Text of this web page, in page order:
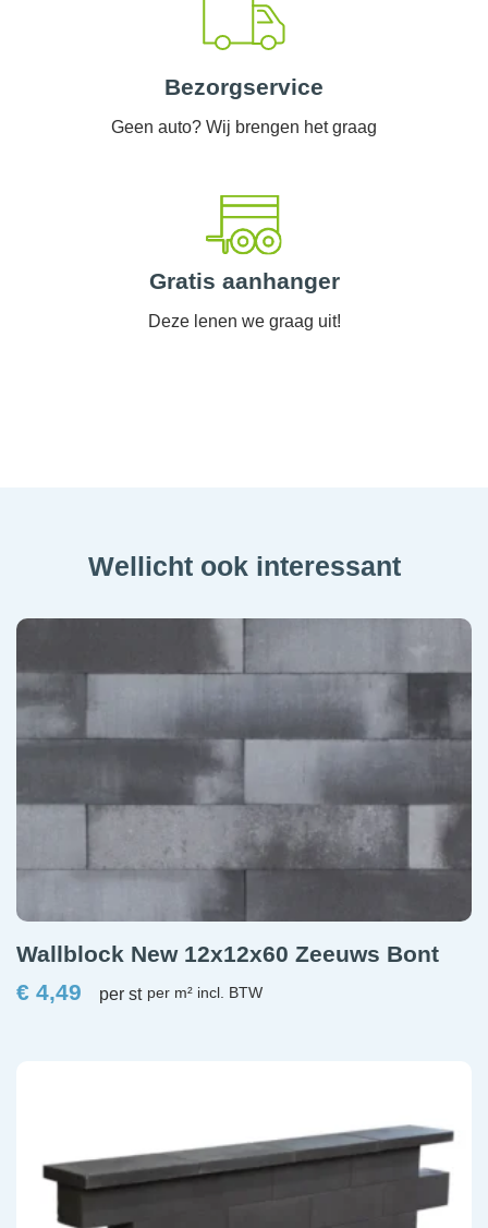
Bezorgservice
Geen auto? Wij brengen het graag
Gratis aanhanger
Deze lenen we graag uit!
Wellicht ook interessant
Wallblock New 12x12x60 Zeeuws Bont
€ 4,49 per st